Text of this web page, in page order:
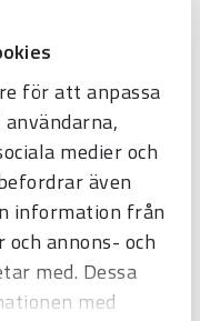
för att anpassa
medier och
även
information från
annons- och
med. Dessa
med